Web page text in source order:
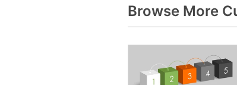
Browse More